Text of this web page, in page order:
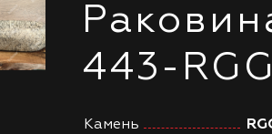
443-RGG
Камень